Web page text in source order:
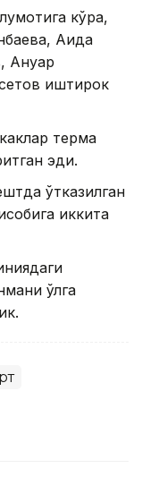
кўра,
Аида
Ануар
иштирок
терма
эди.
ўтказилган
иккита
қўлга